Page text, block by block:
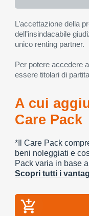
L’accettazione della
dell’insindacabile
unico renting partner.
Per potere accedere
essere titolari di
A cui
Care Pack
*Il Care Pack
beni noleggiati e
Pack varia in base
Scopri tutti i